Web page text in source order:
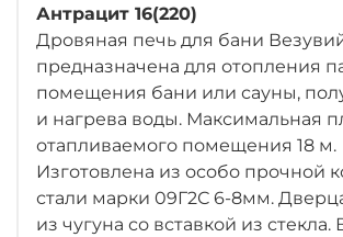
Антрацит 16(220)
Дровяная печь для бани
предназначена для отопления
помещения бани или сауны,
и нагрева воды. Максимальная
отапливаемого помещения 18 м.
Изготовлена из особо прочной
стали марки 09Г2С 6-8мм.
из чугуна со вставкой из